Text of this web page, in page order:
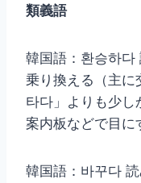
類義語
韓国語：환승하다
乗り換える（主
타다」よりも少し
案内板などで目に
韓国語：바꾸다